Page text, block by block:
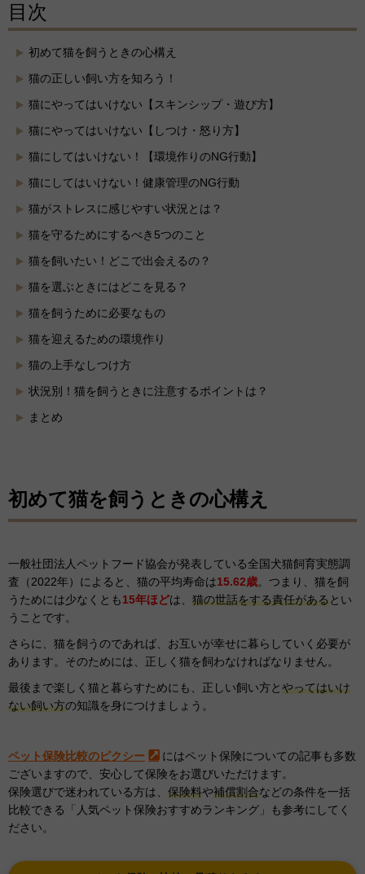
目次
初めて猫を飼うときの心構え
猫の正しい飼い方を知ろう！
猫にやってはいけない【スキンシップ・遊び方】
猫にやってはいけない【しつけ・怒り方】
猫にしてはいけない！【環境作りのNG行動】
猫にしてはいけない！健康管理のNG行動
猫がストレスに感じやすい状況とは？
猫を守るためにするべき5つのこと
猫を飼いたい！どこで出会えるの？
猫を選ぶときにはどこを見る？
猫を飼うために必要なもの
猫を迎えるための環境作り
猫の上手なしつけ方
状況別！猫を飼うときに注意するポイントは？
まとめ
初めて猫を飼うときの心構え
一般社団法人ペットフード協会が発表している全国犬猫飼育実態調
査（2022年）によると、猫の平均寿命は15.62歳。つまり、猫を飼
うためには少なくとも15年ほどは、 猫の世話をする責任があるとい
うことです。
さらに、猫を飼うのであれば、お互いが幸せに暮らしていく必要が
あります。そのためには、正しく猫を飼わなければなりません。
最後まで楽しく猫と暮らすためにも、正しい飼い方とやってはいけ
ない飼い方の知識を身につけましょう。
ペット保険比較のピクシー
にはペット保険についての記事も多数
ございますので、安心して保険をお選びいただけます。
保険選びで迷われている方は、 保険料や補償割合などの条件を一括
比較できる「人気ペット保険おすすめランキング」も参考にしてく
ださい。